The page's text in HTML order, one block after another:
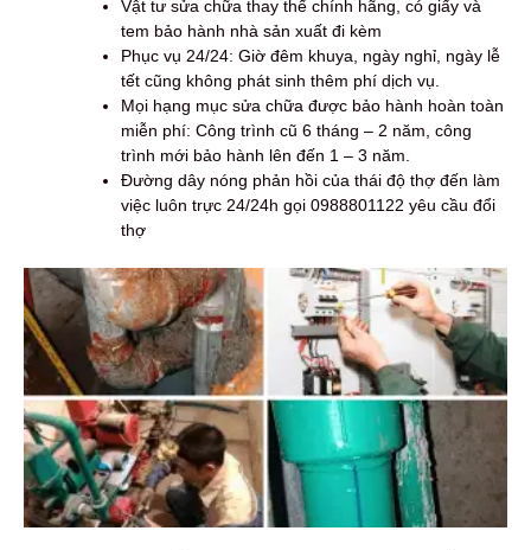
Vật tư sửa chữa thay thế chính hãng, có giấy và
tem bảo hành nhà sản xuất đi kèm
Phục vụ 24/24: Giờ đêm khuya, ngày nghỉ, ngày lễ
tết cũng không phát sinh thêm phí dịch vụ.
Mọi hạng mục sửa chữa được bảo hành hoàn toàn
miễn phí: Công trình cũ 6 tháng – 2 năm, công
trình mới bảo hành lên đến 1 – 3 năm.
Đường dây nóng phản hồi của thái độ thợ đến làm
việc luôn trực 24/24h gọi 0988801122 yêu cầu đổi
thợ